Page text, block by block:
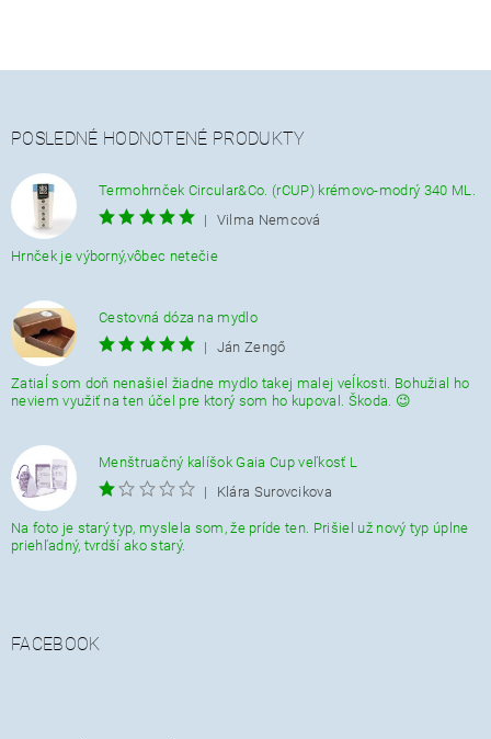
POSLEDNÉ HODNOTENÉ PRODUKTY
Termohrnček Circular&Co. (rCUP) krémovo-modrý 340 ML.
|
Vilma Nemcová
Hrnček je výborný,vôbec netečie
Cestovná dóza na mydlo
|
Ján Zengő
Zatiaĺ som doň nenašiel žiadne mydlo takej malej veĺkosti. Bohužial ho
neviem využiť na ten účel pre ktorý som ho kupoval. Škoda. 😉
Menštruačný kalíšok Gaia Cup veľkosť L
|
Klára Surovcikova
Na foto je starý typ, myslela som, že príde ten. Prišiel už nový typ úplne
priehľadný, tvrdší ako starý.
FACEBOOK